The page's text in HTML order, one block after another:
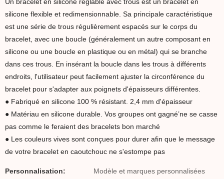
silicone flexible et redimensionnable. Sa principale caractéristique
est une série de trous régulièrement espacés sur le corps du
bracelet, avec une boucle (généralement un autre composant en
silicone ou une boucle en plastique ou en métal) qui se branche
dans ces trous. En insérant la boucle dans les trous à différents
endroits, l'utilisateur peut facilement ajuster la circonférence du
bracelet pour s'adapter aux poignets d'épaisseurs différentes.
● Fabriqué en silicone 100 % résistant. 2,4 mm d'épaisseur
● Matériau en silicone durable. Vos groupes ont gagné’ne se casse
pas comme le feraient des bracelets bon marché
● Les couleurs vives sont conçues pour durer afin que le message
de votre bracelet en caoutchouc ne s'estompe pas
Personnalisation:
Modèle et marques personnalisées